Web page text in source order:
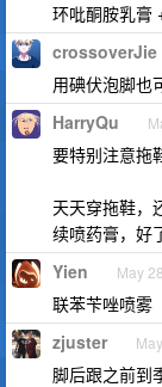
环吡酮胺乳膏
crossoverJie
用碘伏泡脚也
HarryQu
要特别注意拖
天天穿拖鞋，
续喷药膏，好
Yien May
联苯苄唑喷雾
zjuster
脚后跟之前到